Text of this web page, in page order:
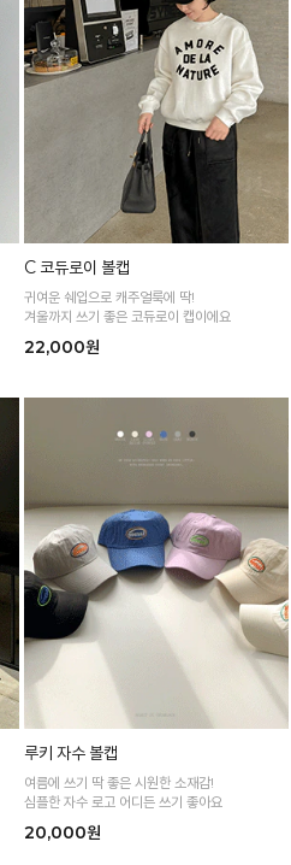
C 코듀로이 볼캡
귀여운 쉐입으로 캐주얼룩에 딱!
겨울까지 쓰기 좋은 코듀로이 캡이에요
22,000원
루키 자수 볼캡
여름에 쓰기 딱 좋은 시원한 소재감!
심플한 자수 로고 어디든 쓰기 좋아요
20,000원